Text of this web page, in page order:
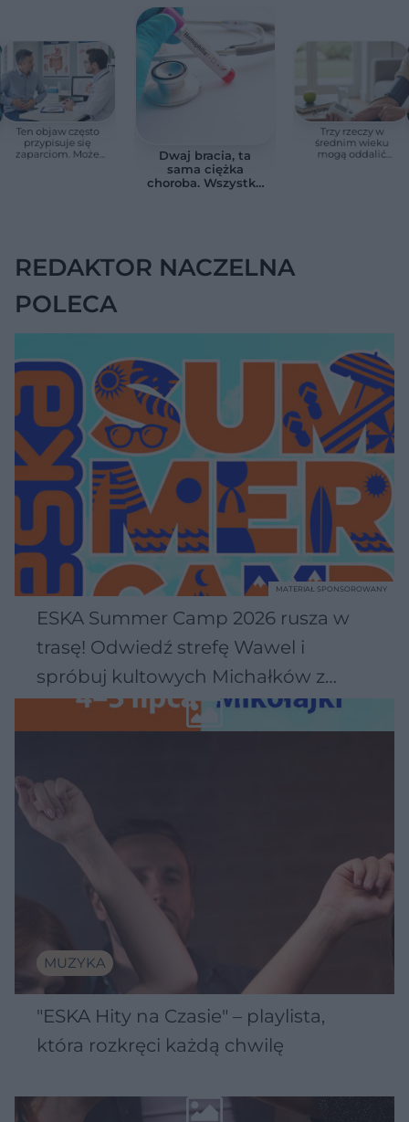
Ten objaw często
przypisuje się
zaparciom. Może
Dwaj bracia, ta
sama ciężka
choroba. Wszystko
Trzy rzeczy w
średnim wieku
mogą oddalić
REDAKTOR NACZELNA
POLECA
ESKA Summer Camp 2026 rusza w
trasę! Odwiedź strefę Wawel i
spróbuj kultowych Michałków z
Wawelu
MATERIAŁ SPONSOROWANY
MUZYKA
"ESKA Hity na Czasie" – playlista,
która rozkręci każdą chwilę